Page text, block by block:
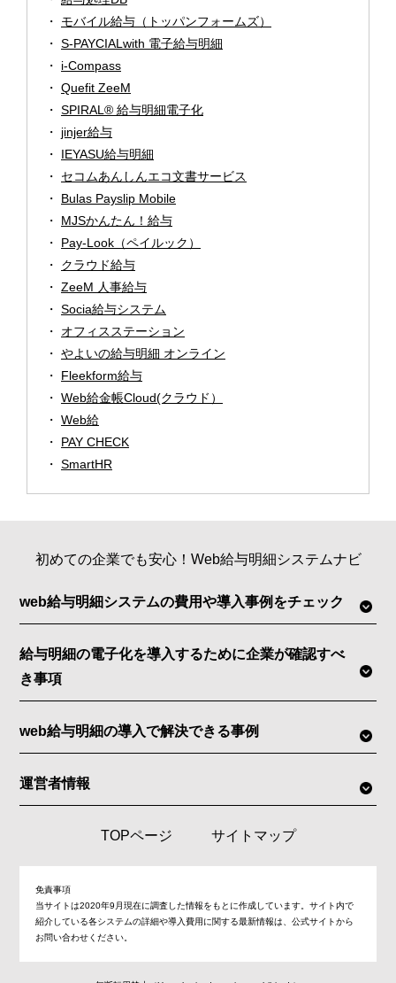
モバイル給与（トッパンフォームズ）
S-PAYCIALwith 電子給与明細
i-Compass
Quefit ZeeM
SPIRAL® 給与明細電子化
jinjer給与
IEYASU給与明細
セコムあんしんエコ文書サービス
Bulas Payslip Mobile
MJSかんたん！給与
Pay-Look（ペイルック）
クラウド給与
ZeeM 人事給与
Socia給与システム
オフィスステーション
やよいの給与明細 オンライン
Fleekform給与
Web給金帳Cloud(クラウド）
Web給
PAY CHECK
SmartHR
初めての企業でも安心！Web給与明細システムナビ
web給与明細システムの費用や導入事例をチェック
給与明細の電子化を導入するために企業が確認すべ
き事項
web給与明細の導入で解決できる事例
運営者情報
TOPページ サイトマップ
免責事項
当サイトは2020年9月現在に調査した情報をもとに作成しています。サイト内で
紹介している各システムの詳細や導入費用に関する最新情報は、公式サイトから
お問い合わせください。